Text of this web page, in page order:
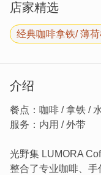
店家精选
经典咖啡拿铁/ 薄
介绍
餐点：咖啡 / 拿铁 /
服务：内用 / 外带
光野集 LUMORA
整合了专业咖啡、